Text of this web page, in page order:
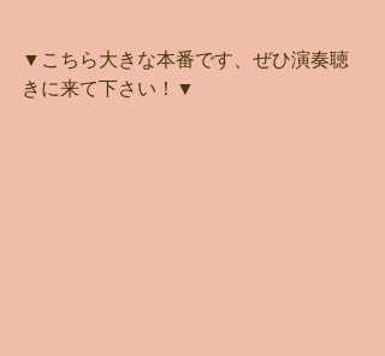
▼こちら大きな本番です、ぜひ演奏聴
きに来て下さい！▼